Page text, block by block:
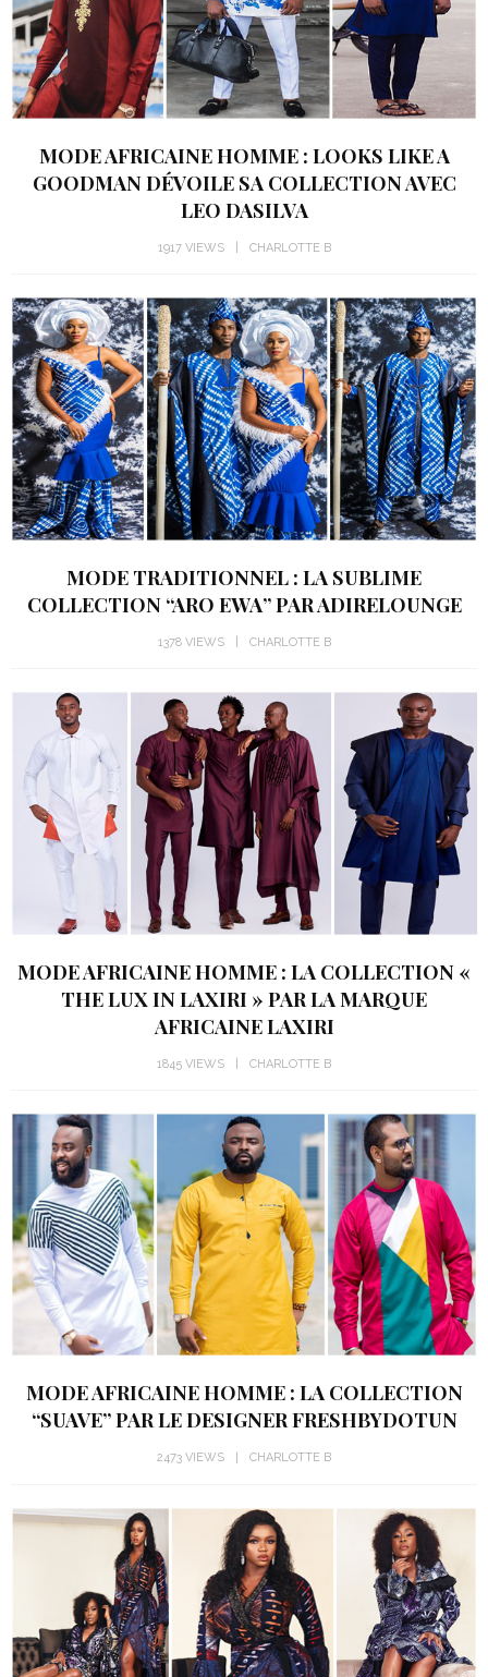
MODE AFRICAINE HOMME : LOOKS LIKE A
GOODMAN DÉVOILE SA COLLECTION AVEC
LEO DASILVA
1917 VIEWS CHARLOTTE B
MODE TRADITIONNEL : LA SUBLIME
COLLECTION “ARO EWA” PAR ADIRELOUNGE
1378 VIEWS CHARLOTTE B
MODE AFRICAINE HOMME : LA COLLECTION «
THE LUX IN LAXIRI » PAR LA MARQUE
AFRICAINE LAXIRI
1845 VIEWS CHARLOTTE B
MODE AFRICAINE HOMME : LA COLLECTION
“SUAVE” PAR LE DESIGNER FRESHBYDOTUN
2473 VIEWS CHARLOTTE B